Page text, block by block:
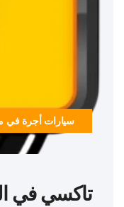
سيارات أجرة في
تاكسي في العدان |